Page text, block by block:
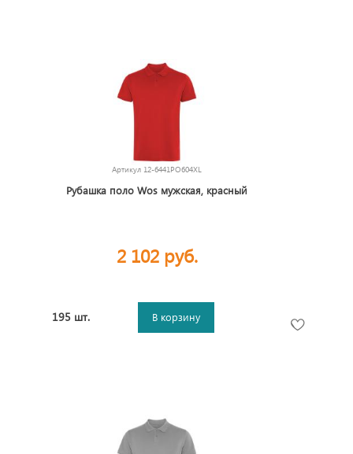
Артикул 12-6441PO604XL
Рубашка поло Wos мужская, красный
2 102 руб.
195 шт. В корзину